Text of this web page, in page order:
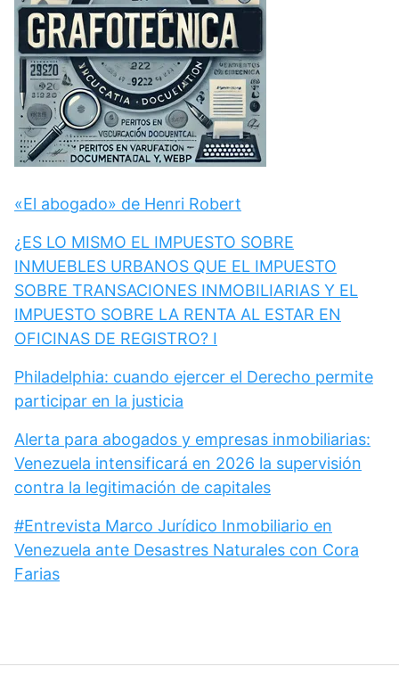
«El abogado» de Henri Robert
¿ES LO MISMO EL IMPUESTO SOBRE
INMUEBLES URBANOS QUE EL IMPUESTO
SOBRE TRANSACIONES INMOBILIARIAS Y EL
IMPUESTO SOBRE LA RENTA AL ESTAR EN
OFICINAS DE REGISTRO? I
Philadelphia: cuando ejercer el Derecho permite
participar en la justicia
Alerta para abogados y empresas inmobiliarias:
Venezuela intensificará en 2026 la supervisión
contra la legitimación de capitales
#Entrevista Marco Jurídico Inmobiliario en
Venezuela ante Desastres Naturales con Cora
Farias